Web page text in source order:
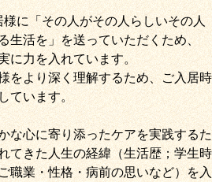
様に「その人がその人らしいその人
生活を」を送っていただくため、
に力を入れています。
をより深く理解するため、ご入居時
ています。
な心に寄り添ったケアを実践するた
てきた人生の経緯（生活歴；学生時
職業・性格・病前の思いなど）を入